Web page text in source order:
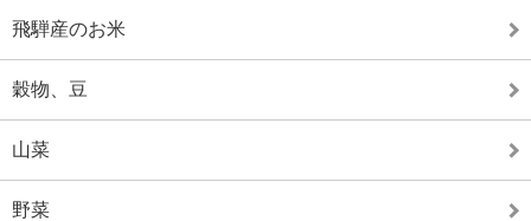
飛騨産のお米
穀物、豆
山菜
野菜